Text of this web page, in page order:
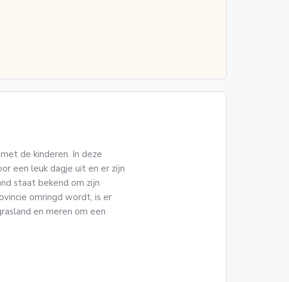
de kinderen. In deze
een leuk dagje uit en er zijn
staat bekend om zijn
omringd wordt, is er
en meren om een